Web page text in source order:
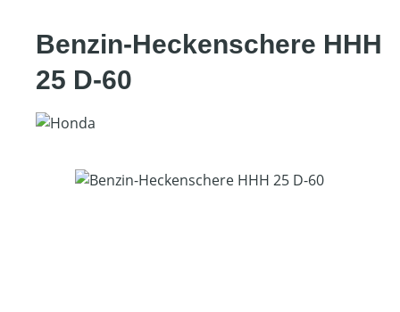
Benzin-Heckenschere HHH
25 D-60
Bildergalerie überspringen